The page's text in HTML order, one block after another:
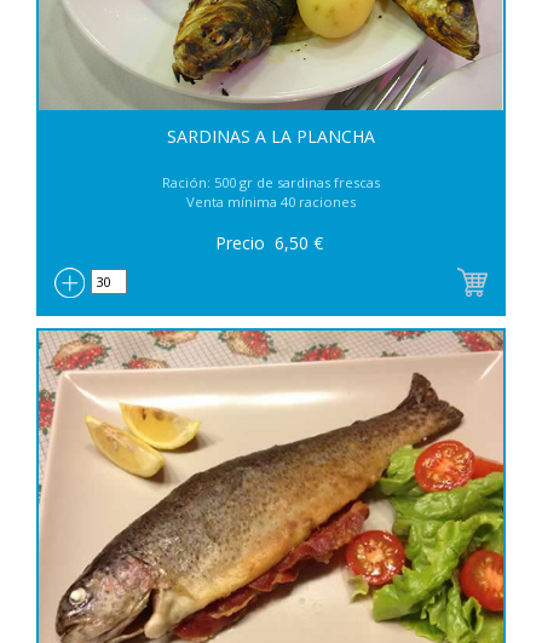
SARDINAS A LA PLANCHA
Ración: 500 gr de sardinas frescas
Venta mínima 40 raciones
Precio 6,50 €